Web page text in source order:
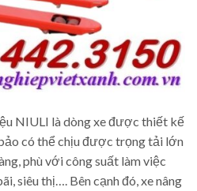
NIULI là dòng xe được thiết kế
có thể chịu được trọng tải lớn
phù với công suất làm việc
siêu thị…. Bên cạnh đó, xe nâng